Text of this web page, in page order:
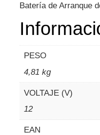
Batería de Arranque
PESO
4,81 kg
VOLTAJE (V)
12
EAN